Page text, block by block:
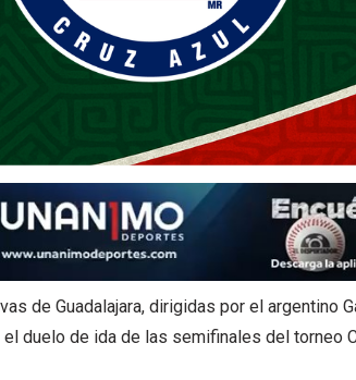
de Guadalajara, dirigidas por el
el duelo de ida de las semifinales del torneo